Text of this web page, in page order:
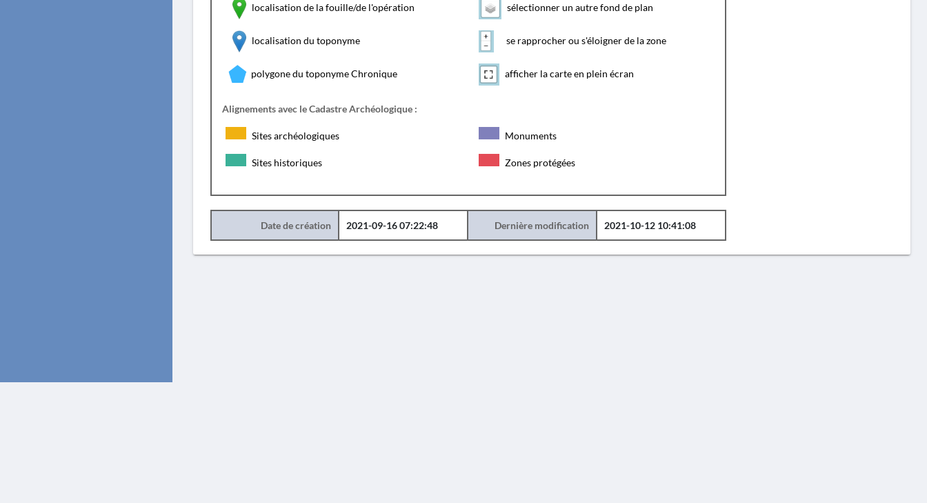
localisation de la fouille/de l'opération
localisation du toponyme
polygone du toponyme Chronique
sélectionner un autre fond de plan
se rapprocher ou s'éloigner de la zone
afficher la carte en plein écran
Alignements avec le Cadastre Archéologique :
Sites archéologiques Monuments
Sites historiques Zones protégées
Date de création 2021-09-16 07:22:48 Dernière modification 2021-10-12 10:41:08